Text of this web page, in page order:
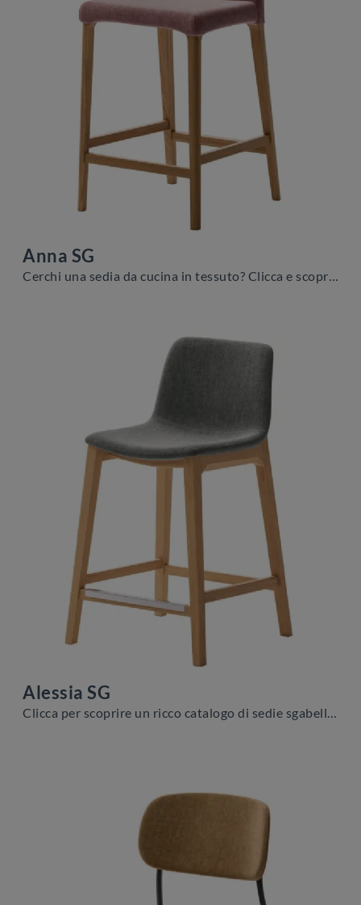
Anna SG
Cerchi una sedia da cucina in tessuto? Clicca e scopri il modello Anna SG di Veneta Cucine per completare i tuoi locali perfettamente.
Alessia SG
Clicca per scoprire un ricco catalogo di sedie sgabelli per stanze moderne: il modello Alessia SG di Veneta Cucine ti attende!